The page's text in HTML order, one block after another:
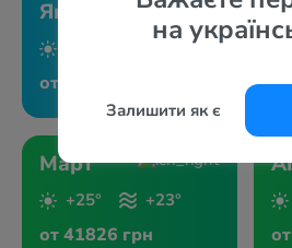
на
Залишити як є
Январь
от 18024 грн
Март
+25° +23°
от 41826 грн